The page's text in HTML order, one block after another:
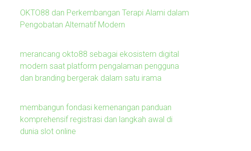
OKTO88 dan Perkembangan Terapi Alami dalam
Pengobatan Alternatif Modern
merancang okto88 sebagai ekosistem digital
modern saat platform pengalaman pengguna
dan branding bergerak dalam satu irama
membangun fondasi kemenangan panduan
komprehensif registrasi dan langkah awal di
dunia slot online